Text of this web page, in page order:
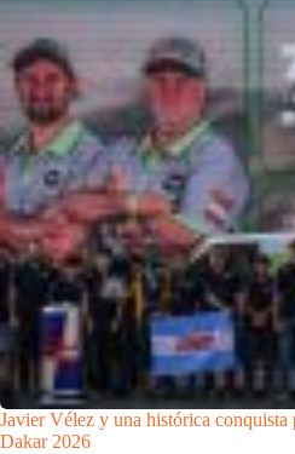
Javier Vélez y una histórica conquista
Dakar 2026